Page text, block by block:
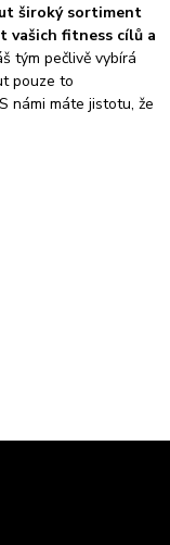
široký sortiment
vašich fitness cílů a
tým pečlivě vybírá
pouze to
námi máte jistotu, že